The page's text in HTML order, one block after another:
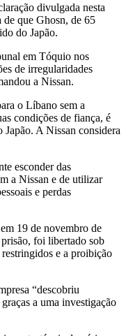
divulgada nesta
de que Ghosn, de 65
do Japão.
em Tóquio nos
de irregularidades
a Nissan.
o Líbano sem a
condições de fiança, é
A Nissan considera
esconder das
a Nissan e de utilizar
e perdas
19 de novembro de
foi libertado sob
e a proibição
“descobriu
a uma investigação